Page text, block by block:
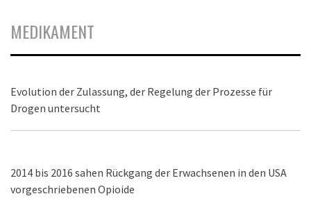
MEDIKAMENT
Evolution der Zulassung, der Regelung der Prozesse für
Drogen untersucht
2014 bis 2016 sahen Rückgang der Erwachsenen in den USA
vorgeschriebenen Opioide